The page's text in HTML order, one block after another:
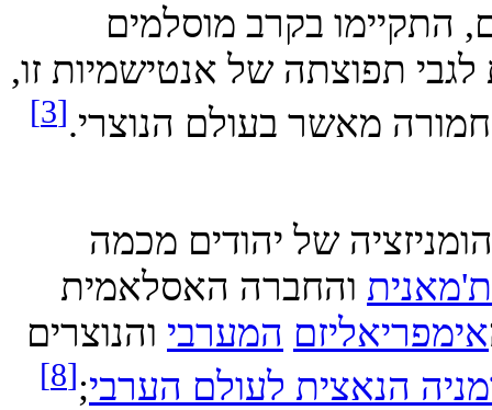
בקרב מוסלמים
תפוצתה של אנטישמיות זו,
מאשר בעולם הנוצרי.[3]
הומניזציה של יהודים מכמה
והחברה האסלאמית
המערביוהנוצרים
הנאצית לעולם הערבי;
[8]